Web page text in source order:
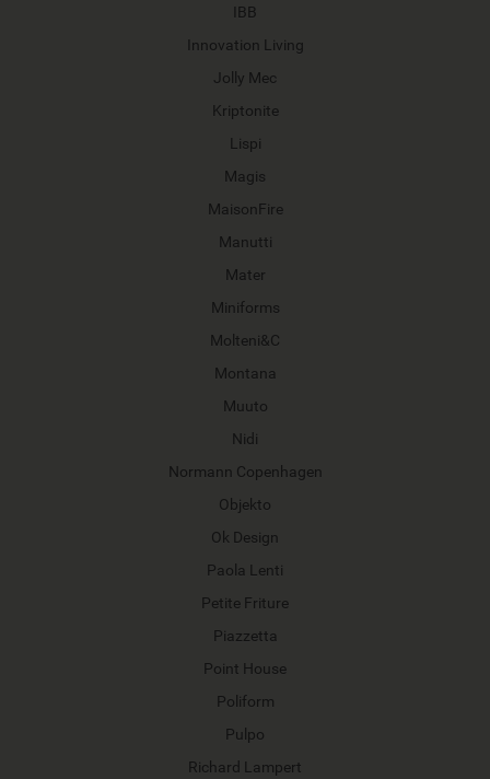
IBB
Innovation Living
Jolly Mec
Kriptonite
Lispi
Magis
MaisonFire
Manutti
Mater
Miniforms
Molteni&C
Montana
Muuto
Nidi
Normann Copenhagen
Objekto
Ok Design
Paola Lenti
Petite Friture
Piazzetta
Point House
Poliform
Pulpo
Richard Lampert